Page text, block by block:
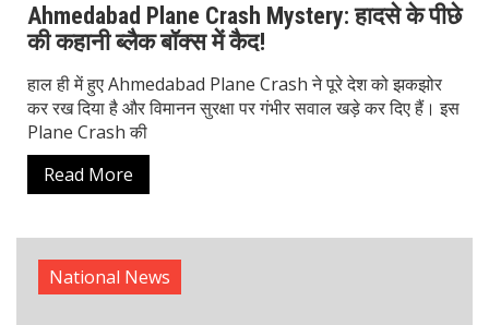
Ahmedabad Plane Crash Mystery: हादसे के पीछे
की कहानी ब्लैक बॉक्स में कैद!
हाल ही में हुए Ahmedabad Plane Crash ने पूरे देश को झकझोर
कर रख दिया है और विमानन सुरक्षा पर गंभीर सवाल खड़े कर दिए हैं। इस
Plane Crash की
Read More
National News